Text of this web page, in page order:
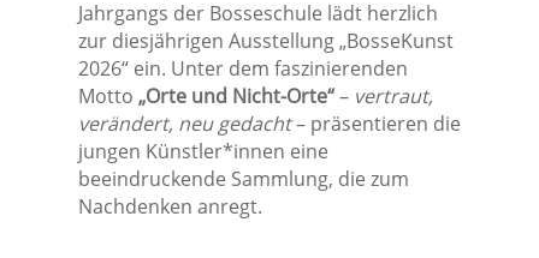
Jahrgangs der Bosseschule lädt herzlich
zur diesjährigen Ausstellung „BosseKunst
2026“ ein. Unter dem faszinierenden
Motto „Orte und Nicht-Orte“– vertraut,
verändert, neu gedacht– präsentieren die
jungen Künstler*innen eine
beeindruckende Sammlung, die zum
Nachdenken anregt.